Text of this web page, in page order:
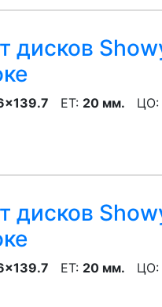
дисков
ET: 20 мм. ЦО:
дисков
ET: 20 мм. ЦО: